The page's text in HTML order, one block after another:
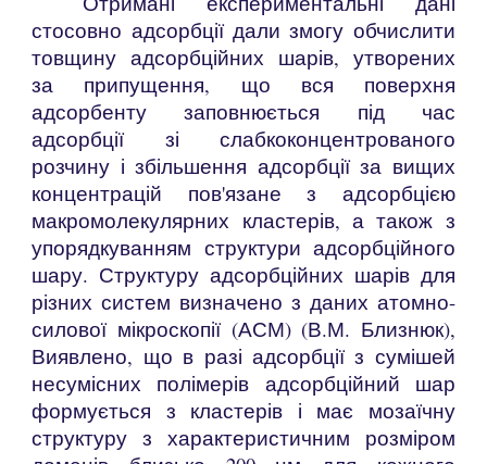
стосовно адсорбції дали змогу обчислити
товщину адсорбційних шарів, утворених
за припущення, що вся поверхня
адсорбенту заповнюється під час
адсорбції зі слабкоконцентрованого
розчину і збільшення адсорбції за вищих
концентрацій пов'язане з адсорбцією
макромолекулярних кластерів, а також з
упорядкуванням структури адсорбційного
шару. Структуру адсорбційних шарів для
різних систем визначено з даних атомно-
силової мікроскопії (АСМ) (В.М. Близнюк),
Виявлено, що в разі адсорбції з сумішей
несумісних полімерів адсорбційний шар
формується з кластерів і має мозаїчну
структуру з характеристичним розміром